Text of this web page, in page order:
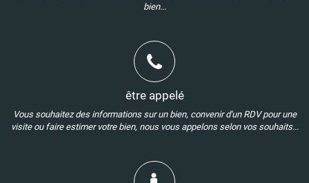
bien...
être appelé
Vous souhaitez des informations sur un bien, convenir d'un RDV pour une
visite ou faire estimer votre bien, nous vous appelons selon vos souhaits...